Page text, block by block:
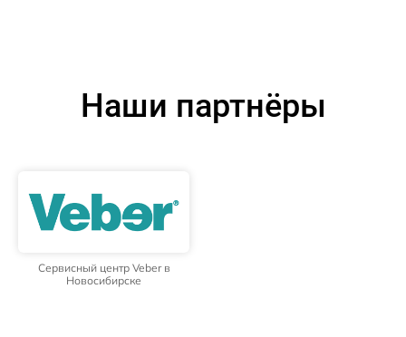
Наши партнёры
Сервисный центр Veber в
Новосибирске